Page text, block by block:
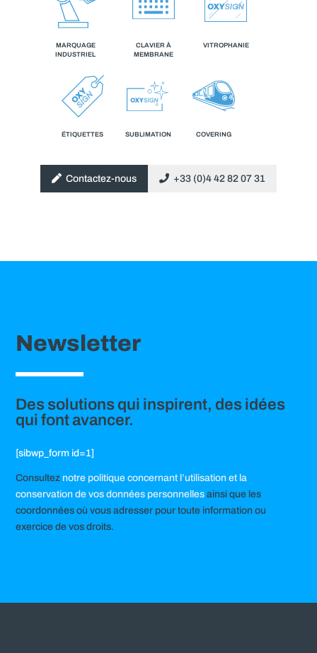
MARQUAGE
INDUSTRIEL
CLAVIER À
MEMBRANE
VITROPHANIE
ÉTIQUETTES SUBLIMATION COVERING
Contactez-nous +33 (0)4 42 82 07 31
Newsletter
Des solutions qui inspirent, des idées
qui font avancer.
[sibwp_form id=1]
Consultez notre politique concernant l’utilisation et la
conservation de vos données personnelles ainsi que les
coordonnées où vous adresser pour toute information ou
exercice de vos droits.